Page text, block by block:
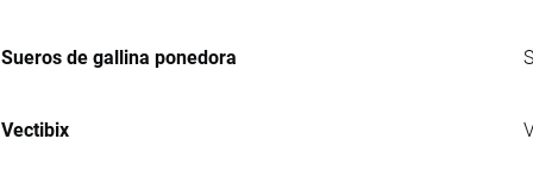
Sueros de gallina ponedora
Vectibix